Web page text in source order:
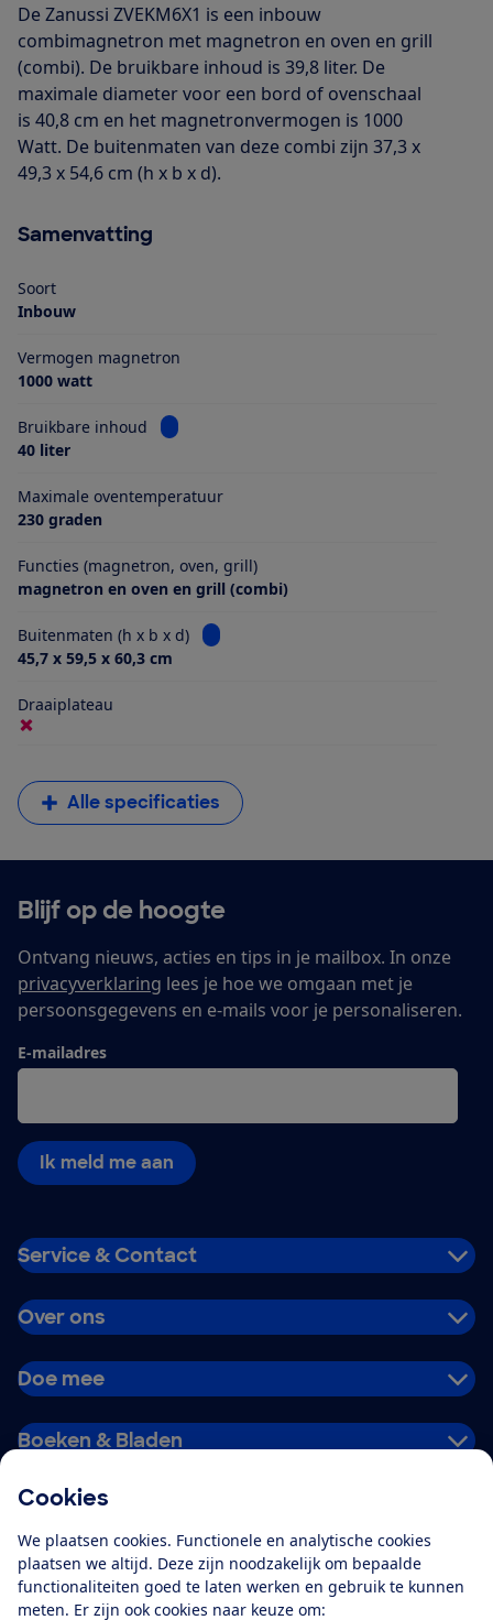
Cookies
We plaatsen cookies. Functionele en analytische cookies
plaatsen we altijd. Deze zijn noodzakelijk om bepaalde
functionaliteiten goed te laten werken en gebruik te kunnen
meten. Er zijn ook cookies naar keuze om:
De Zanussi ZVEKM6X1 is een inbouw
combimagnetron met magnetron en oven en grill
(combi). De bruikbare inhoud is 39,8 liter. De
maximale diameter voor een bord of ovenschaal
is 40,8 cm en het magnetronvermogen is 1000
Watt. De buitenmaten van deze combi zijn 37,3 x
49,3 x 54,6 cm (h x b x d).
Samenvatting
Soort
Inbouw
Vermogen magnetron
1000 watt
Bruikbare inhoud
Bekijk informatie voor Bruikbare inhoud
40 liter
Maximale oventemperatuur
230 graden
Functies (magnetron, oven, grill)
magnetron en oven en grill (combi)
Buitenmaten (h x b x d)
Bekijk informatie voor Buitenmaten (h
45,7 x 59,5 x 60,3 cm
Draaiplateau
Alle specificaties
Blijf op de hoogte
Ontvang nieuws, acties en tips in je mailbox. In onze
privacyverklaring lees je hoe we omgaan met je
persoonsgegevens en e-mails voor je personaliseren.
E-mailadres
Ik meld me aan
Service & Contact
Over ons
Doe mee
Boeken & Bladen
Alles over de